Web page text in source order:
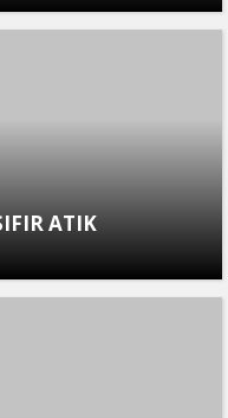
ATIK